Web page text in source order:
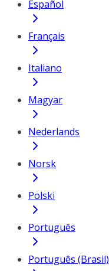
Español
Français
Italiano
Magyar
Nederlands
Norsk
Polski
Português
Português (Brasil)